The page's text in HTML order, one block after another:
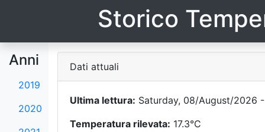
Storico
Anni
2019
2020
Dati attuali
Ultima lettura: Saturday, 08/August/2026
Temperatura rilevata: 17.3°C